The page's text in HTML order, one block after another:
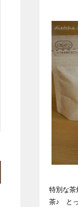
特別な茶
茶♪ とっ